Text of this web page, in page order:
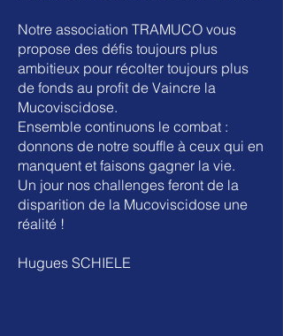
Notre association TRAMUCO vous
propose des défis toujours plus
ambitieux pour récolter toujours plus
de fonds au profit de Vaincre la
Mucoviscidose.
Ensemble continuons le combat :
donnons de notre souffle à ceux qui en
manquent et faisons gagner la vie.
Un jour nos challenges feront de la
disparition de la Mucoviscidose une
réalité !
Hugues SCHIELE